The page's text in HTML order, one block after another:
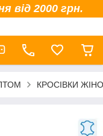
від 2000 грн.
КРОСІВКИ